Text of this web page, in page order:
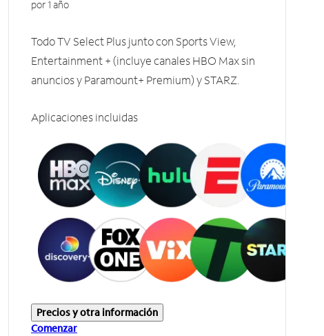
por 1 año
Todo TV Select Plus junto con Sports View,
Entertainment + (incluye canales HBO Max sin
anuncios y Paramount+ Premium) y STARZ.
Aplicaciones incluidas
Precios y otra información
Comenzar